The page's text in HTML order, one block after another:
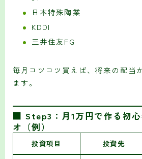
日本特殊陶業
KDDI
三井住友FG
毎月コツコツ買えば、将来の配当
ます。
■ Step3：月1万円で作る初心
オ（例）
投資項目 投資先